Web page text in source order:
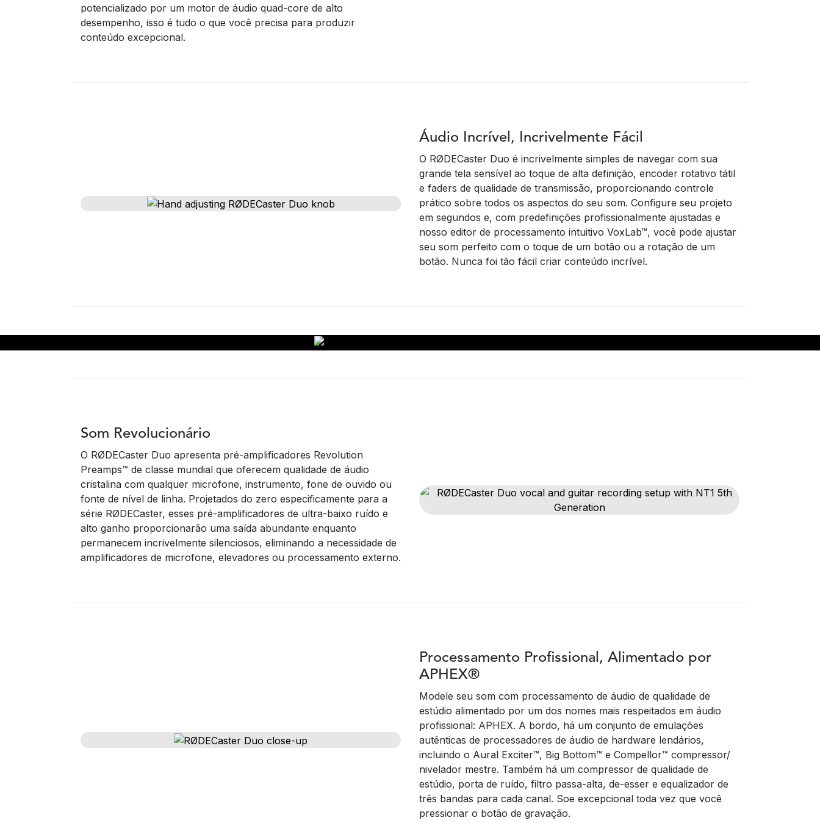
potencializado por um motor de áudio quad-core de alto
desempenho, isso é tudo o que você precisa para produzir
conteúdo excepcional.
Áudio Incrível, Incrivelmente Fácil
O RØDECaster Duo é incrivelmente simples de navegar com sua
grande tela sensível ao toque de alta definição, encoder rotativo tátil
e faders de qualidade de transmissão, proporcionando controle
prático sobre todos os aspectos do seu som. Configure seu projeto
em segundos e, com predefinições profissionalmente ajustadas e
nosso editor de processamento intuitivo VoxLab™, você pode ajustar
seu som perfeito com o toque de um botão ou a rotação de um
botão. Nunca foi tão fácil criar conteúdo incrível.
Som Revolucionário
O RØDECaster Duo apresenta pré-amplificadores Revolution
Preamps™ de classe mundial que oferecem qualidade de áudio
cristalina com qualquer microfone, instrumento, fone de ouvido ou
fonte de nível de linha. Projetados do zero especificamente para a
série RØDECaster, esses pré-amplificadores de ultra-baixo ruído e
alto ganho proporcionarão uma saída abundante enquanto
permanecem incrivelmente silenciosos, eliminando a necessidade de
amplificadores de microfone, elevadores ou processamento externo.
Processamento Profissional, Alimentado por
APHEX®
Modele seu som com processamento de áudio de qualidade de
estúdio alimentado por um dos nomes mais respeitados em áudio
profissional: APHEX. A bordo, há um conjunto de emulações
autênticas de processadores de áudio de hardware lendários,
incluindo o Aural Exciter™, Big Bottom™ e Compellor™ compressor/
nivelador mestre. Também há um compressor de qualidade de
estúdio, porta de ruído, filtro passa-alta, de-esser e equalizador de
três bandas para cada canal. Soe excepcional toda vez que você
pressionar o botão de gravação.